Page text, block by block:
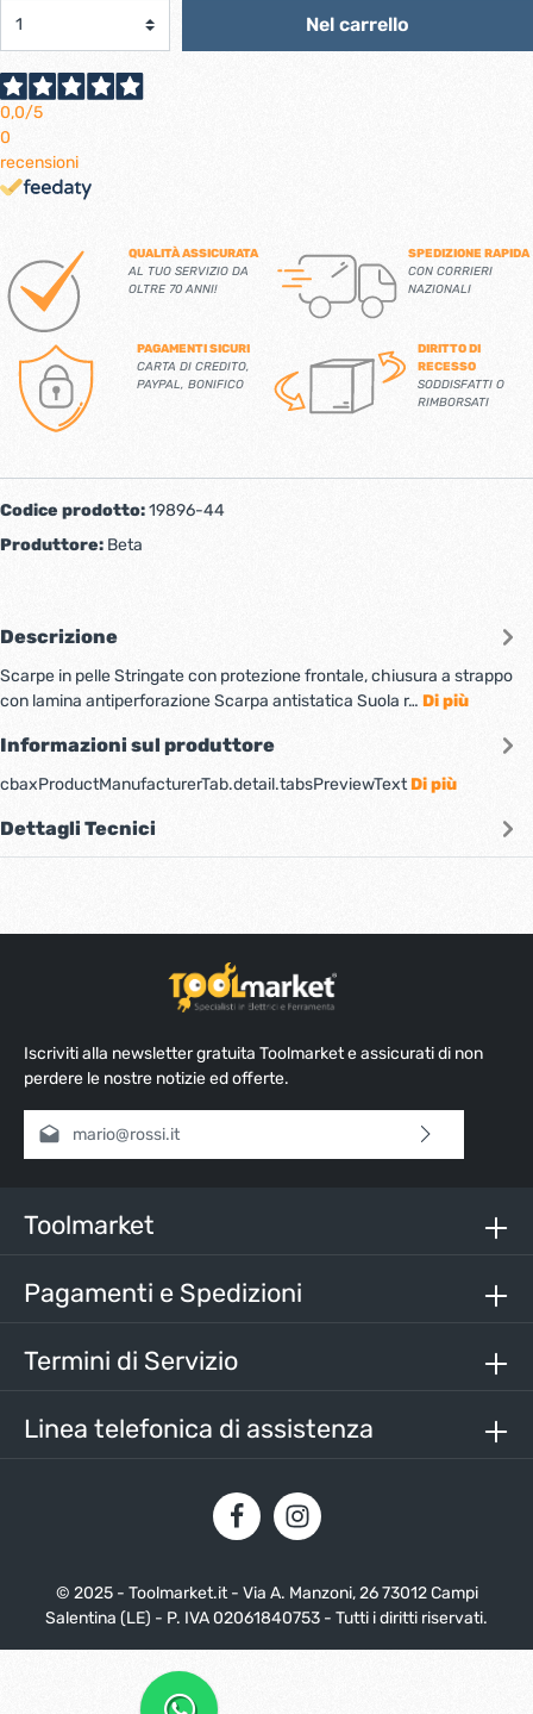
Nel carrello
0,0/5
0
recensioni
QUALITÀ ASSICURATA
AL TUO SERVIZIO DA
OLTRE 70 ANNI!
SPEDIZIONE RAPIDA
CON CORRIERI
NAZIONALI
PAGAMENTI SICURI
CARTA DI CREDITO,
PAYPAL, BONIFICO
DIRITTO DI
RECESSO
SODDISFATTI O
RIMBORSATI
Codice prodotto:19896-44
Produttore: Beta
Descrizione
Scarpe in pelle Stringate con protezione frontale, chiusura a strappo
con lamina antiperforazione Scarpa antistatica Suola r… Di più
Informazioni sul produttore
cbaxProductManufacturerTab.detail.tabsPreviewTextDi più
Dettagli Tecnici
Iscriviti alla newsletter gratuita Toolmarket e assicurati di non
perdere le nostre notizie ed offerte.
Indirizzo e-mail*
nostri termini e condizioni generali
Inserisci i caratteri sopra*
Linea telefonica di assistenza
Toolmarket
Pagamenti e Spedizioni
Termini di Servizio
© 2025 - Toolmarket.it - Via A. Manzoni, 26 73012 Campi
Salentina (LE) - P. IVA 02061840753 - Tutti i diritti riservati.